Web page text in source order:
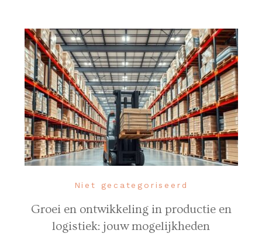
Niet gecategoriseerd
Groei en ontwikkeling in productie en
logistiek: jouw mogelijkheden